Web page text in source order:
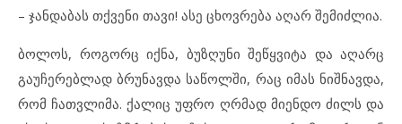
– ჯანდაბას თქვენი თავი! ასე ცხოვრება აღარ შემიძლია.
ბოლოს, როგორც იქნა, ბუზღუნი შეწყვიტა და აღარც
გაუჩერებლად ბრუნავდა საწოლში, რაც იმას ნიშნავდა,
რომ ჩათვლიმა. ქალიც უფრო ღრმად მიენდო ძილს და